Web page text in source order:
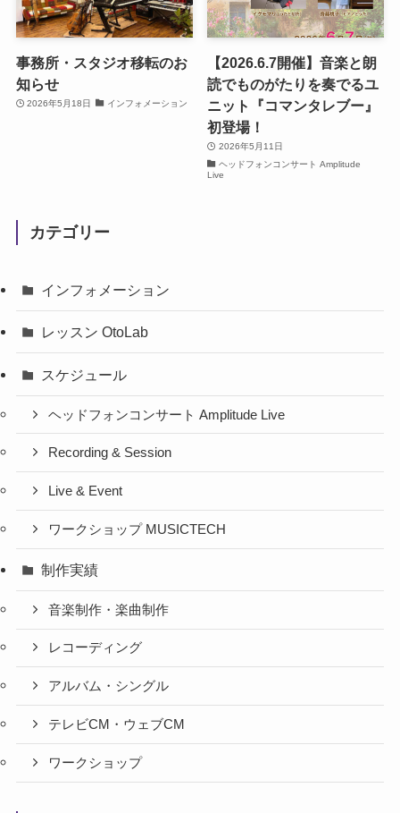
事務所・スタジオ移転のお
知らせ
2026年5月18日 インフォメーション
【2026.6.7開催】音楽と朗
読でものがたりを奏でるユ
ニット『コマンタレブー』
初登場！
2026年5月11日
ヘッドフォンコンサート Amplitude
Live
カテゴリー
インフォメーション
レッスン OtoLab
スケジュール
ヘッドフォンコンサート Amplitude Live
Recording & Session
Live & Event
ワークショップ MUSICTECH
制作実績
音楽制作・楽曲制作
レコーディング
アルバム・シングル
テレビCM・ウェブCM
ワークショップ